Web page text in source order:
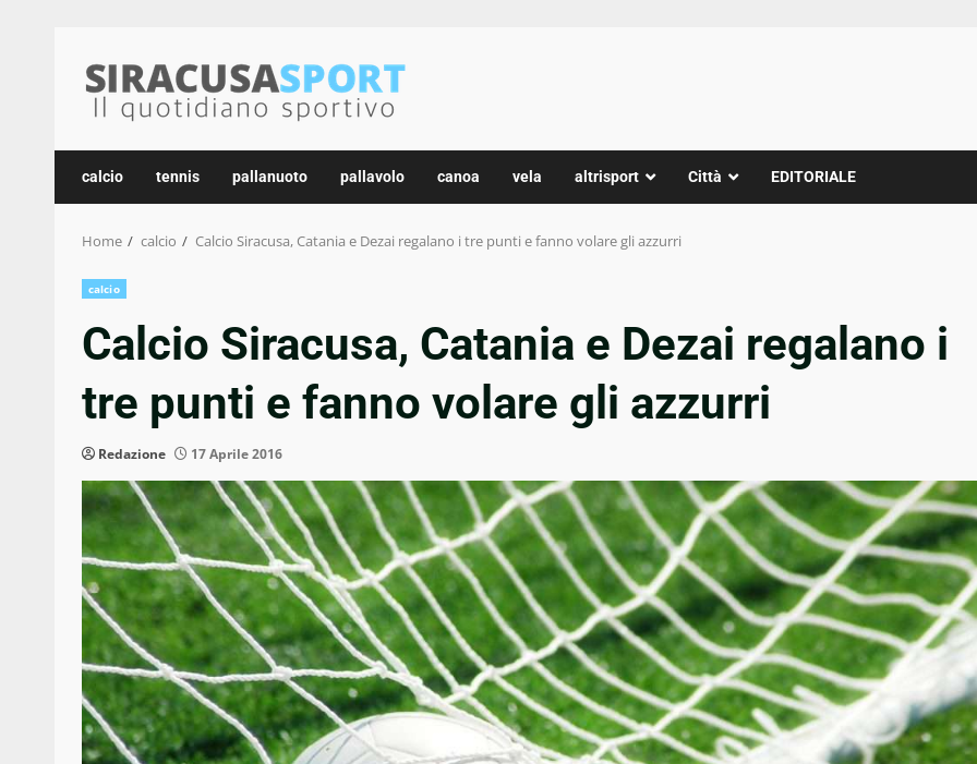
content
calcio tennis pallanuoto pallavolo canoa vela altrisport Città EDITORIALE
Home calcio Calcio Siracusa, Catania e Dezai regalano i tre punti e fanno volare gli azzurri
calcio
Calcio Siracusa, Catania e Dezai regalano i
tre punti e fanno volare gli azzurri
Redazione 17 Aprile 2016